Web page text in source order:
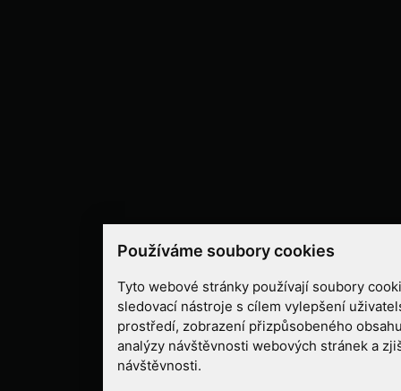
Používáme soubory cookies
Tyto webové stránky používají soubory
sledovací nástroje s cílem vylepšení
prostředí, zobrazení přizpůsobeného
analýzy návštěvnosti webových stránek a
návštěvnosti.